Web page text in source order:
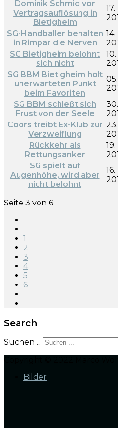
Dominik Schmid vor
Vertragsauflösung in
Bietigheim
SG-Handballer behalten
in Rimpar die Nerven
SG Bietigheim belohnt
sich nicht
SG BBM Bietigheim holt
unerwarteten Punkt
beim Favoriten
SG BBM schießt sich
Frust von der Seele
Coors treibt Ex-Klub zur
Verzweiflung
Rückkehr als
Rettungsanker
SG spielt auf
Augenhöhe, wird aber
nicht belohnt
Seite 3 von 6
1
2
3
4
5
6
Search
Suchen ...
Bilder